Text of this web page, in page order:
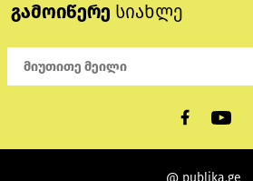
თურქეთის
ანკარას აფხაზური
გამოიწერე სიახლე